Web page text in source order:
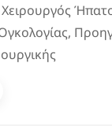
Χειρουργός